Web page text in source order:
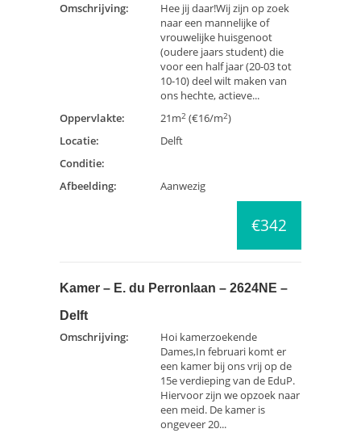
Omschrijving:
Hee jij daar!Wij zijn op zoek
naar een mannelijke of
vrouwelijke huisgenoot
(oudere jaars student) die
voor een half jaar (20-03 tot
10-10) deel wilt maken van
ons hechte, actieve...
Oppervlakte:
21m2 (€16/m2)
Locatie:
Delft
Conditie:
Afbeelding:
Aanwezig
€342
Kamer – E. du Perronlaan – 2624NE –
Delft
Omschrijving:
Hoi kamerzoekende
Dames,In februari komt er
een kamer bij ons vrij op de
15e verdieping van de EduP.
Hiervoor zijn we opzoek naar
een meid. De kamer is
ongeveer 20...